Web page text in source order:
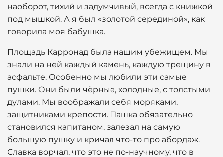
наоборот, тихий и задумчивый, всегда с книжкой
под мышкой. А я был «золотой серединой», как
говорила моя бабушка.
Площадь Карронад была нашим убежищем. Мы
знали на ней каждый камень, каждую трещину в
асфальте. Особенно мы любили эти самые
пушки. Они были чёрные, холодные, с толстыми
дулами. Мы воображали себя моряками,
защитниками крепости. Пашка обязательно
становился капитаном, залезал на самую
большую пушку и кричал что-то про абордаж.
Славка ворчал, что это не по-научному, что в